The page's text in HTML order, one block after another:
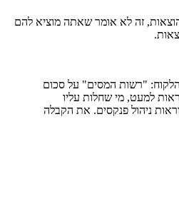
זה לא אומר שאתה מוציא להם
"רשות המסים" על סכום
פי סעיף 5 להוראות למעט, מי שחלות עליו
19א(ד) להוראות ניהול פנקסים. את הקבלה